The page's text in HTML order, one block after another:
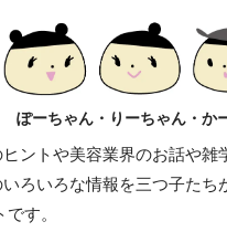
ぽーちゃん・りーちゃん・か
ントや美容業界のお話や雑
ろいろな情報を三つ子たち
す。